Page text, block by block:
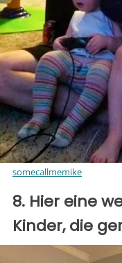
somecallmemike
8. Hier eine
Kinder, die